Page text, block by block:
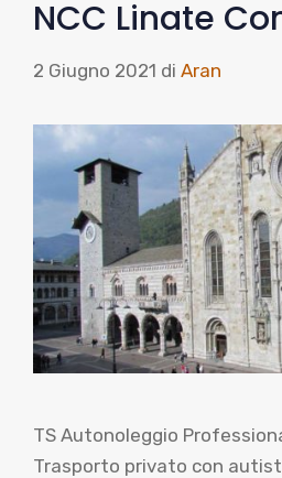
NCC Linate
2 Giugno 2021 di Aran
TS Autonoleggio
Trasporto privato con